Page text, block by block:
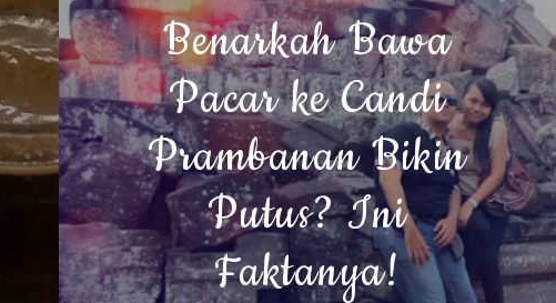
Benarkah Bawa
Pacar ke Candi
Prambanan Bikin
Putus? Ini
Faktanya!